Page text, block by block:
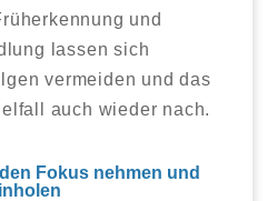
und
lassen sich
vermeiden und das
auch wieder nach.
Fokus nehmen und